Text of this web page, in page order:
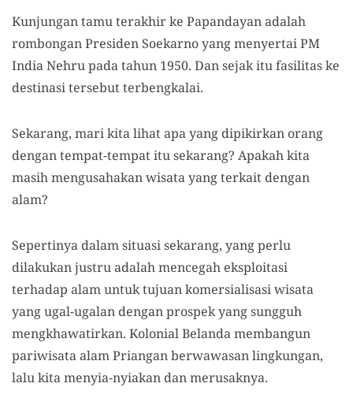
Kunjungan tamu terakhir ke Papandayan adalah
rombongan Presiden Soekarno yang menyertai PM
India Nehru pada tahun 1950. Dan sejak itu fasilitas ke
destinasi tersebut terbengkalai.
Sekarang, mari kita lihat apa yang dipikirkan orang
dengan tempat-tempat itu sekarang? Apakah kita
masih mengusahakan wisata yang terkait dengan
alam?
Sepertinya dalam situasi sekarang, yang perlu
dilakukan justru adalah mencegah eksploitasi
terhadap alam untuk tujuan komersialisasi wisata
yang ugal-ugalan dengan prospek yang sungguh
mengkhawatirkan. Kolonial Belanda membangun
pariwisata alam Priangan berwawasan lingkungan,
lalu kita menyia-nyiakan dan merusaknya.